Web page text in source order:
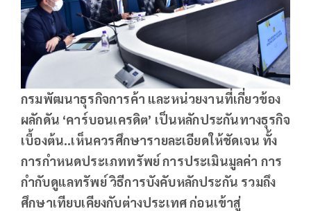
กรมพัฒนาธุรกิจการค้า และหน่วยงานที่เกี่ยวข้อง
ผลักดัน ‘คาร์บอนเครดิต’ เป็นหลักประกันทางธุรกิจ
เบื้องต้น..เห็นควรศึกษารายละเอียดให้ชัดเจน ทั้ง
การกำหนดประเภททรัพย์ การประเมินมูลค่า การ
กำกับดูแลทรัพย์ วิธีการบังคับหลักประกัน รวมถึง
ศึกษาเทียบเคียงกับต่างประเทศ ก่อนเข้าสู่